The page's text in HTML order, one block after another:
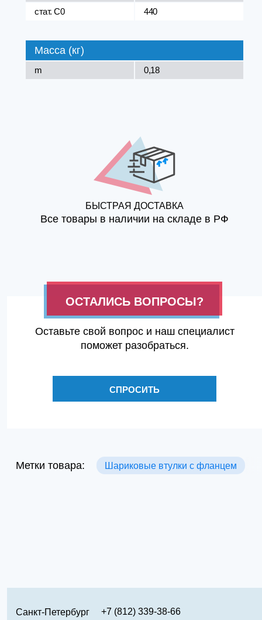
стат. C0
440
Масса (кг)
m 0,18
БЫСТРАЯ ДОСТАВКА
Все товары в наличии на складе в РФ
ОСТАЛИСЬ ВОПРОСЫ?
Оставьте свой вопрос и наш специалист
поможет разобраться.
СПРОСИТЬ
Метки товара: Шариковые втулки с фланцем
Санкт-Петербург
+7 (812) 339-38-66